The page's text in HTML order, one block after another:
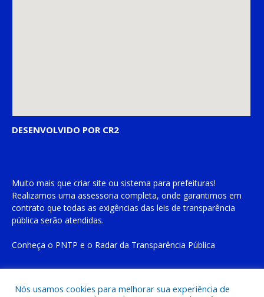
DESENVOLVIDO POR CR2
Muito mais que criar site ou sistema para prefeituras!
Realizamos uma assessoria completa, onde garantimos em
contrato que todas as exigências das leis de transparência
pública serão atendidas.
Conheça o PNTP e o Radar da Transparência Pública
Nós usamos cookies para melhorar sua experiência de